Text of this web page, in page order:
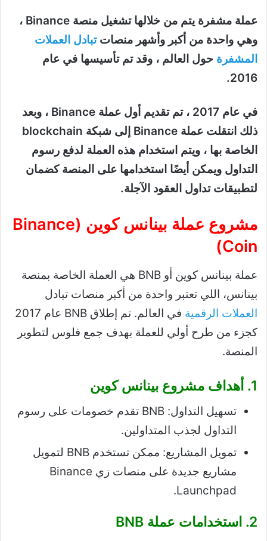
عملة مشفرة يتم من خلالها تشغيل منصة Binance ،
وهي واحدة من أكبر وأشهر منصاتتبادل العملات
المشفرة حول العالم ، وقد تم تأسيسها في عام
2016.
في عام 2017 ، تم تقديم أول عملة Binance ، وبعد
ذلك انتقلت عملة Binance إلى شبكة blockchain
الخاصة بها ، ويتم استخدام هذه العملة لدفع رسوم
التداول ويمكن أيضًا استخدامها على المنصة كضمان
لتطبيقات تداول العقود الآجلة.
مشروع عملة بينانس كوين (Binance
Coin)
عملة بينانس كوين أو BNB هي العملة الخاصة بمنصة
بينانس، اللي تعتبر واحدة من أكبر منصات تبادل
العملات الرقمية
في العالم. تم إطلاق BNB عام 2017
كجزء من طرح أولي للعملة بهدف جمع فلوس لتطوير
المنصة.
1. أهداف مشروع بينانس كوين
تسهيل التداول: BNB تقدم خصومات على رسوم
التداول لجذب المتداولين.
تمويل المشاريع: ممكن تستخدم BNB لتمويل
مشاريع جديدة على منصات زي Binance
Launchpad.
2. استخدامات عملة BNB